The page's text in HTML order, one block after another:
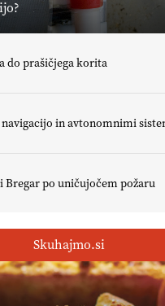
do prašičjega korita
navigacijo in avtonomnimi
Bregar po uničujočem požaru
Skuhajmo.si